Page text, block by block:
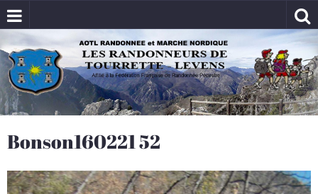
Bonson160221 52